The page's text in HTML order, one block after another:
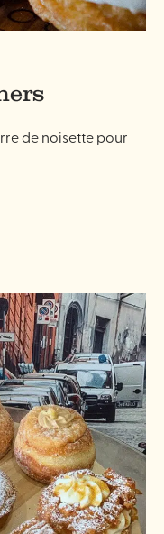
de noisette pour